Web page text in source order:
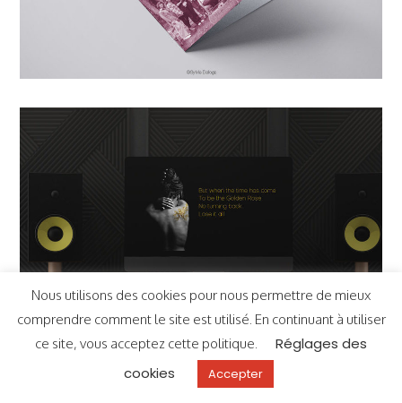
Nous utilisons des cookies pour nous permettre de mieux
comprendre comment le site est utilisé. En continuant à utiliser
ce site, vous acceptez cette politique.
Réglages des
cookies
Accepter